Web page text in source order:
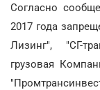
Согласно
2017 года
Лизинг", "СГ-
грузовая